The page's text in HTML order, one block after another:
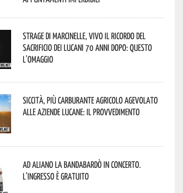
Strage di Marcinelle, vivo il ricordo del
sacrificio dei lucani 70 anni dopo: questo
l’omaggio
Siccità, più carburante agricolo agevolato
alle aziende lucane: il provvedimento
Ad Aliano la Bandabardò in concerto.
L’ingresso è gratuito